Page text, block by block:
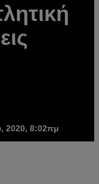
2020, 8:02πμ